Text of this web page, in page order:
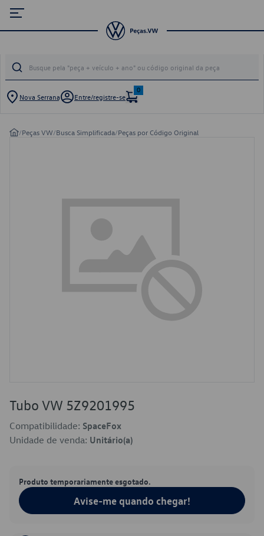
Nova Serrana Entre/registre-se
0
/Peças VW/Busca Simplificada/Peças por Código Original
Tubo VW 5Z9201995
Compatibilidade: SpaceFox
Unidade de venda: Unitário(a)
Produto temporariamente esgotado.
Avise-me quando chegar!